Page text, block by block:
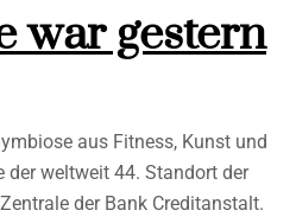
war gestern
aus Fitness, Kunst und
der weltweit 44. Standort der
der Bank Creditanstalt.